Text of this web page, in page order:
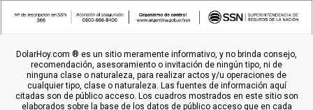
DolarHoy.com ® es un sitio meramente informativo, y no brinda consejo,
recomendación, asesoramiento o invitación de ningún tipo, ni de
ninguna clase o naturaleza, para realizar actos y/u operaciones de
cualquier tipo, clase o naturaleza. Las fuentes de información aquí
citadas son de público acceso. Los cuadros mostrados en este sitio son
elaborados sobre la base de los datos de público acceso que en cada